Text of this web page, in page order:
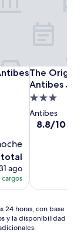
total
ago
The
Antibes
The
Propiedad
de
3.0
Antibes
8.8
8.8/10
24 horas, con base
y la disponibilidad